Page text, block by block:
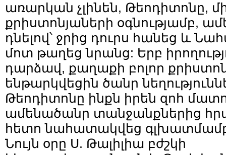
առարկան չլինեն, Թեոդիտոնը,
քրիստոնյաների օգնությամբ,
դնելով՝ ջրից դուրս հանեց և
մոտ թաղեց նրանց: Երբ
դարձավ, քաղաքի բոլոր
ենթարկվեցին ծանր
Թեոդիտոնը ինքն իրեն զոհ
ամենածանր տանջանքներից
հետո նահատակվեց
Նույն օրը Ս. Թալիլիա բժշկի